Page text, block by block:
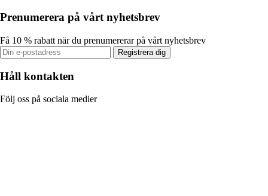
Prenumerera på vårt nyhetsbrev
Få 10 % rabatt när du prenumererar på vårt nyhetsbrev
Registrera dig
Håll kontakten
Följ oss på sociala medier